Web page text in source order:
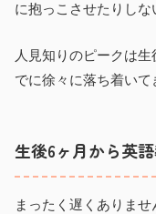
に抱っこさせたりしな
人見知りのピークは
でに徐々に落ち着いて
生後6ヶ月から英
まったく遅くありませ